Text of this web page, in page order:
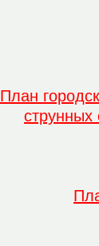
План
струнных